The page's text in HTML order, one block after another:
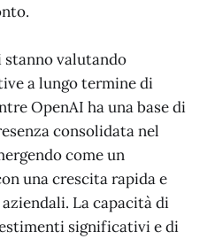
valutando
a lungo termine di
OpenAI ha una base di
consolidata nel
come un
una crescita rapida e
La capacità di
significativi e di